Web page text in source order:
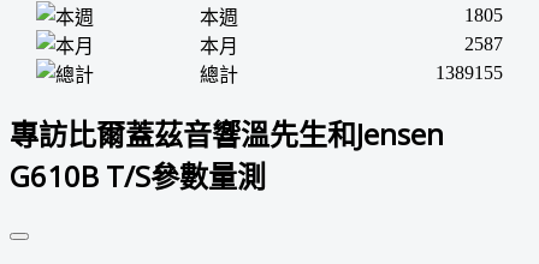
本週
1805
本月
2587
總計
1389155
專訪比爾蓋茲音響溫先生和Jensen
G610B T/S參數量測